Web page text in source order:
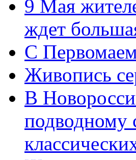
9 Мая
ждет
C
Живопись
В
подводному